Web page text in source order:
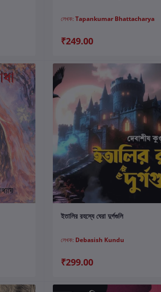
লেখক:Tapankumar Bhattacharya
₹249.00
কার্টে যোগ করুন
ইতালির রহস্যে ঘেরা দুর্গগুলি
লেখক: Debasish Kundu
₹299.00